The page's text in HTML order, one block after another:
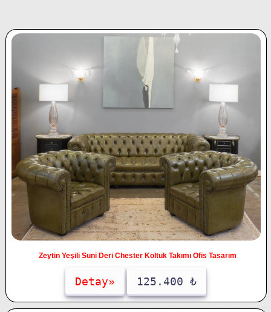
Zeytin Yeşili Suni Deri Chester Koltuk Takımı Ofis Tasarım
Detay» 125.400 ₺